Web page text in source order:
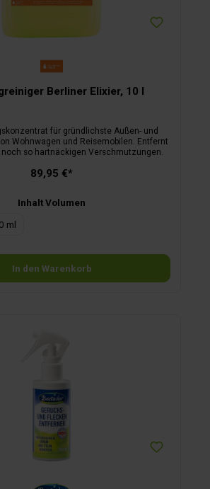
Berliner Elixier, 10 l
für gründlichste Außen- und
Wohnwagen und Reisemobilen. Entfernt
so hartnäckigen Verschmutzungen.
89,95 €*
Inhalt Volumen
ml
In den Warenkorb